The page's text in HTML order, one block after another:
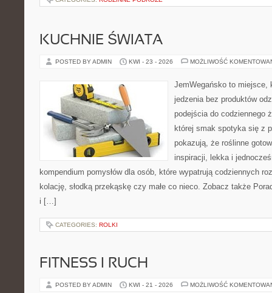
KUCHNIE ŚWIATA
POSTED BY ADMIN KWI - 23 - 2026 MOŻLIWOŚĆ
JemWegańsko to miejsce,
jedzenia bez produktów
podejścia do codziennego
której smak spotyka się z
pokazują, że roślinne
inspiracji, lekka i
kompendium pomysłów dla osób, które wypatrują codziennych
kolację, słodką przekąskę czy małe co nieco. Zobacz także
i […]
CATEGORIES: ROLKI
FITNESS I RUCH
POSTED BY ADMIN KWI - 21 - 2026 MOŻLIWOŚĆ